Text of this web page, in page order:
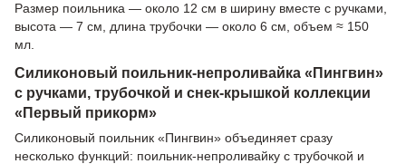
Размер поильника — около 12 см в ширину вместе с ручками,
высота — 7 см, длина трубочки — около 6 см, объем ≈ 150
мл.
Силиконовый поильник-непроливайка «Пингвин»
с ручками, трубочкой и снек-крышкой коллекции
«Первый прикорм»
Силиконовый поильник «Пингвин» объединяет сразу
несколько функций: поильник-непроливайку с трубочкой и